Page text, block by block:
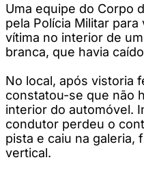
Uma equipe do Corpo
pela Polícia Militar
vítima no interior de
branca, que havia
No local, após vistoria
constatou-se que não
interior do automóvel.
condutor perdeu o
pista e caiu na galeria,
vertical.